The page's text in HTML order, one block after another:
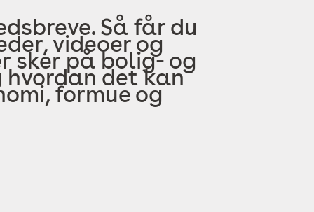
Så får du
videoer og
sker på bolig- og
hvordan det kan
formue og